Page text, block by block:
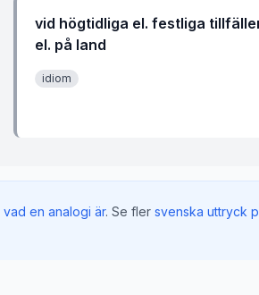
vid högtidliga el. festliga
el. på land
idiom
vad en analogi är. Se fler svenska uttryck